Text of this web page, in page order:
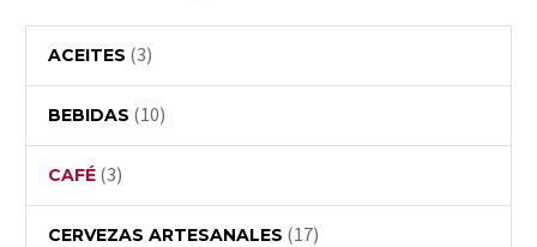
ACEITES (3)
BEBIDAS (10)
CAFÉ (3)
CERVEZAS ARTESANALES (17)